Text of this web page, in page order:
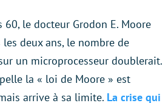
60, le docteur Grodon E. Moore
deux ans, le nombre de
un microprocesseur doublerait.
la « loi de Moore » est
arrive à sa limite. La crise qui